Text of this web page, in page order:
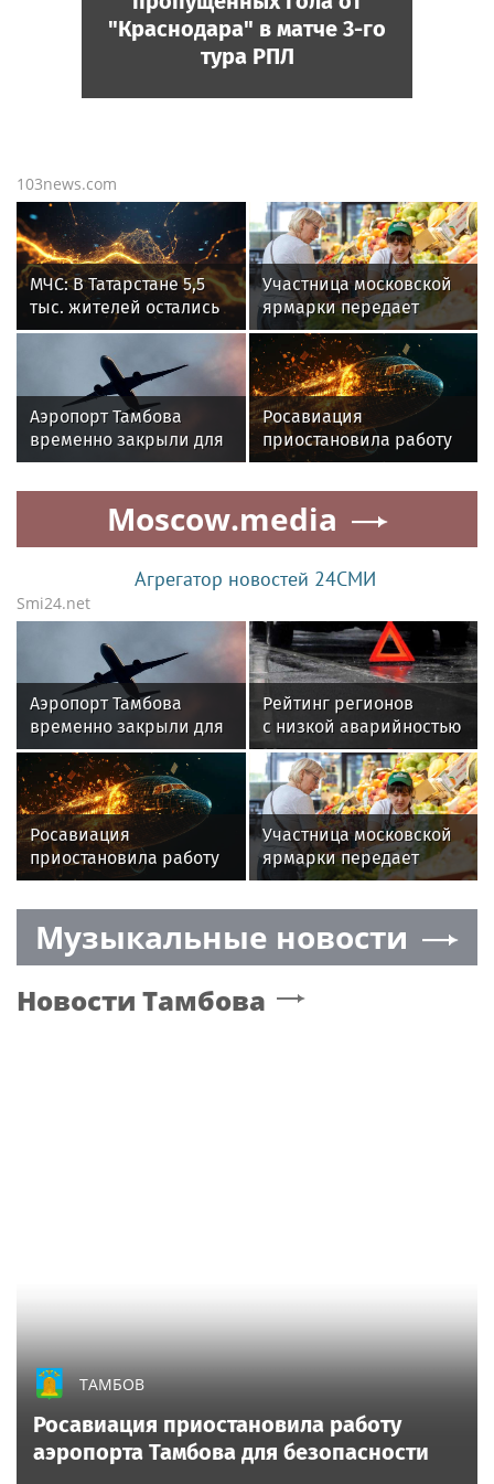
103news.com
МЧС: В Татарстане 5,5
тыс. жителей остались
без света из-за ливня
Участница московской
ярмарки передает
бойцам СВО овощи с
собственного огорода
Аэропорт Тамбова
временно закрыли для
рейсов
Росавиация
приостановила работу
аэропорта Тамбова для
Moscow.media
Агрегатор новостей 24СМИ
Smi24.net
Аэропорт Тамбова
временно закрыли для
рейсов
Рейтинг регионов
с низкой аварийностью
возглавили Чечня,
Подмосковье
и Брянщина
Росавиация
приостановила работу
аэропорта Тамбова для
безопасности
Участница московской
ярмарки передает
бойцам СВО овощи с
собственного огорода
Музыкальные новости
Новости Тамбова
ТАМБОВ
Росавиация приостановила работу
аэропорта Тамбова для безопасности
"Краснодара" в матче 3-го
тура РПЛ